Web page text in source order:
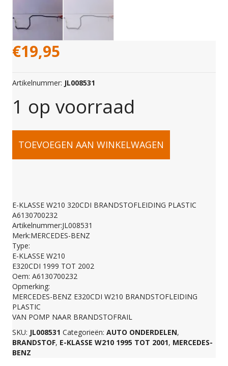
€19,95
Artikelnummer: JL008531
1 op voorraad
E-
W210
320CDI
BRANDSTOFLEIDING
PLASTIC
A6130700232
aantal
TOEVOEGEN AAN WINKELWAGEN
E-KLASSE W210 320CDI BRANDSTOFLEIDING PLASTIC
A6130700232
Artikelnummer:JL008531
Merk:MERCEDES-BENZ
Type:
E-KLASSE W210
E320CDI 1999 TOT 2002
Oem: A6130700232
Opmerking:
MERCEDES-BENZ E320CDI W210 BRANDSTOFLEIDING
PLASTIC
VAN POMP NAAR BRANDSTOFRAIL
SKU: JL008531 Categorieën: AUTO ONDERDELEN,
BRANDSTOF, E-KLASSE W210 1995 TOT 2001, MERCEDES-
BENZ